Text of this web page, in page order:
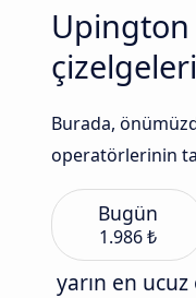
Upington
Burada,
operatörlerinin
Bugün
1.986 ₺
yarın en